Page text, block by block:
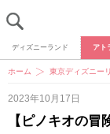
ディズニーランド アト
ホーム 東京ディズニー
2023年10月17日
【ピノキオの